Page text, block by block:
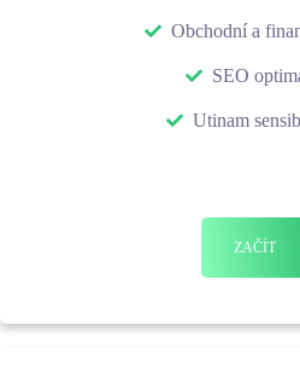
Obchodní a
SEO
Utinam
ZAČÍT